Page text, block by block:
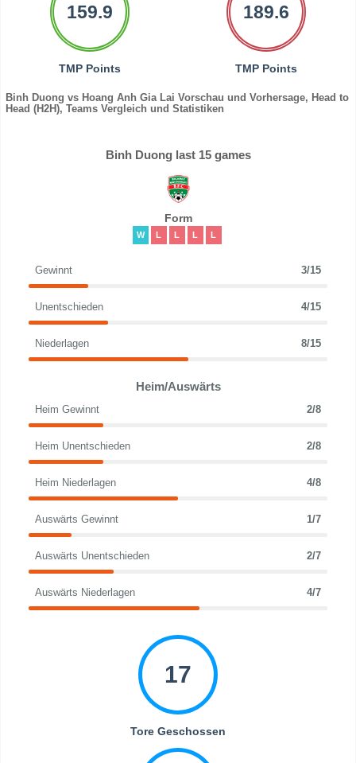
159.9
TMP Points
189.6
TMP Points
Binh Duong vs Hoang Anh Gia Lai Vorschau und Vorhersage, Head to
Head (H2H), Teams Vergleich und Statistiken
Binh Duong last 15 games
Form
W L L L L
Gewinnt 3/15
Unentschieden 4/15
Niederlagen 8/15
Heim/Auswärts
Heim Gewinnt 2/8
Heim Unentschieden 2/8
Heim Niederlagen 4/8
Auswärts Gewinnt 1/7
Auswärts Unentschieden 2/7
Auswärts Niederlagen 4/7
17
Tore Geschossen